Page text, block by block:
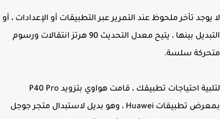
تأخر ملحوظ عند التمرير عبر التطبيقات أو الإعدادات ، أو
التبديل بينها ، يتيح معدل التحديث 90 هرتز انتقالات ورسوم
سلسة.
لتلبية احتياجات تطبيقك ، قامت هواوي بتزويد P40 Pro
بمعرض تطبيقات Huawei ، وهو بديل لاستبدال متجر جوجل